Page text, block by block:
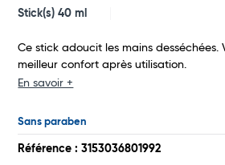
Commander
Stick(s) 40 ml
Ce stick adoucit les mains desséchées.
meilleur confort après utilisation.
En savoir +
Sans paraben
Référence : 3153036801992